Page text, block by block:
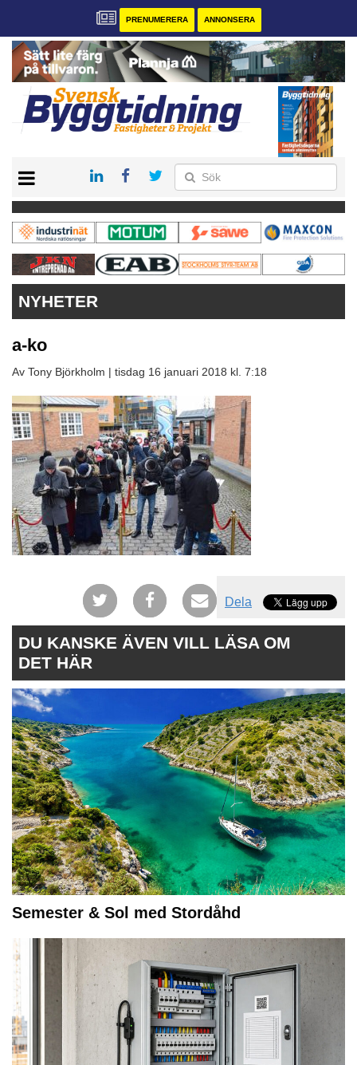
PRENUMERERA ANNONSERA
PRENUMERERA
VÅRA ANDRA MAGASIN
ANNONSERA
KONTAKT
NYHETER
a-ko
Av Tony Björkholm | tisdag 16 januari 2018 kl. 7:18
Dela
DU KANSKE ÄVEN VILL LÄSA OM
DET HÄR
Semester & Sol med Stordåhd